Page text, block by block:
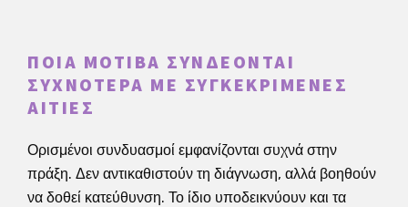
ΠΟΙΑ ΜΟΤΊΒΑ ΣΥΝΔΈΟΝΤΑΙ
ΣΥΧΝΌΤΕΡΑ ΜΕ ΣΥΓΚΕΚΡΙΜΈΝΕΣ
ΑΙΤΊΕΣ
Ορισμένοι συνδυασμοί εμφανίζονται συχνά στην
πράξη. Δεν αντικαθιστούν τη διάγνωση, αλλά βοηθούν
να δοθεί κατεύθυνση. Το ίδιο υποδεικνύουν και τα